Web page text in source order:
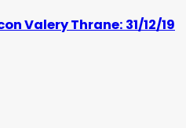
Valery Thrane: 31/12/19